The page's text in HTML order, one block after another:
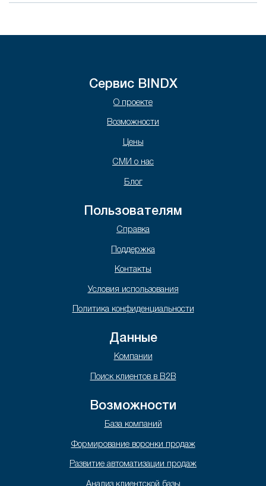
Сервис BINDX
О проекте
Возможности
Цены
СМИ о нас
Блог
Пользователям
Справка
Поддержка
Контакты
Условия использования
Политика конфиденциальности
Данные
Компании
Поиск клиентов в B2B
Возможности
База компаний
Формирование воронки продаж
Развитие автоматизации продаж
Анализ клиентской базы